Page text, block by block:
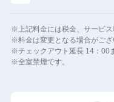
※上記料金には税金、サービス
※料金は変更となる場合がござ
※チェックアウト延長 14：00
※全室禁煙です。